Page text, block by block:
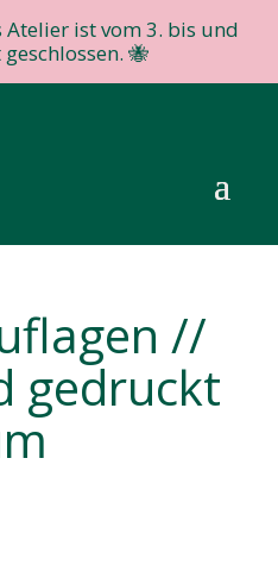
Atelier ist vom 3. bis und
🐝
//
gedruckt